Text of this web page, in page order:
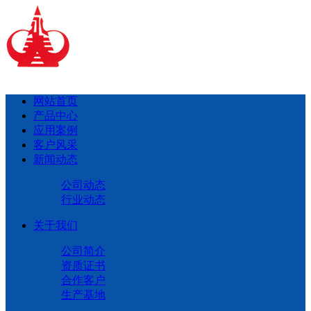
网站首页
产品中心
应用案例
客户风采
新闻动态
公司动态
行业动态
关于我们
公司简介
资质证书
合作客户
生产基地